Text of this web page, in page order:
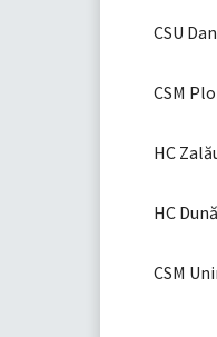
CSU
CSM
HC
HC
CSM